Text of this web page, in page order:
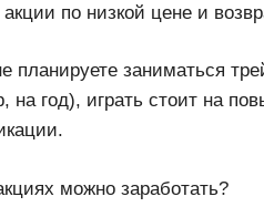
акции по низкой цене и
планируете заниматься
на год), играть стоит на
можно заработать?